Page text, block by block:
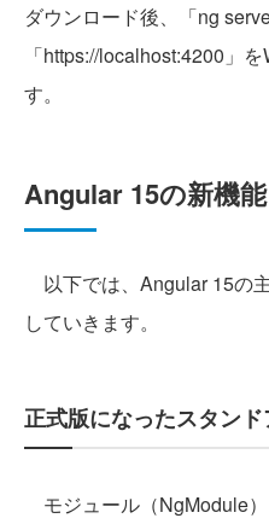
ダウンロード後、「ng
「https://localhost:4200」
す。
Angular 15の新機能
以下では、Angular 15の
していきます。
正式版になったスタン
モジュール（NgModule